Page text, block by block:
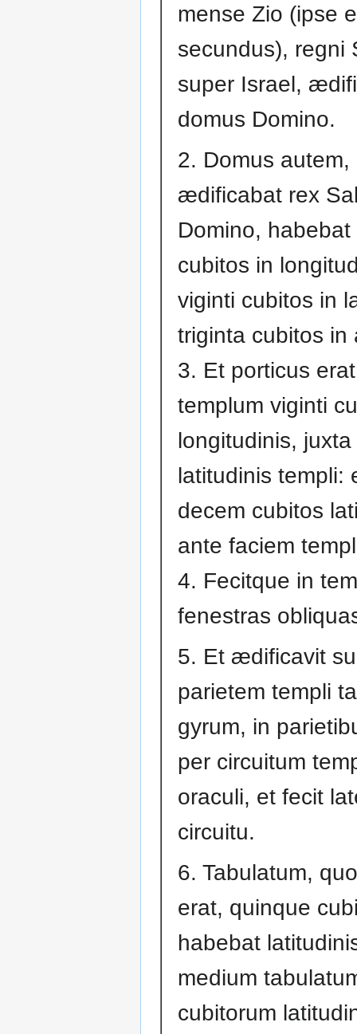
mense Zio (ipse
secundus), regni
super Israel,
domus Domino.
2. Domus autem,
ædificabat rex
Domino,
cubitos in
viginti cubitos in
triginta cubitos in
3. Et porticus
templum viginti
longitudinis,
latitudinis templi:
decem cubitos
ante faciem
4. Fecitque in
fenestras
5. Et ædificavit
parietem templi
gyrum, in
per circuitum
oraculi, et fecit
circuitu.
6. Tabulatum,
erat, quinque
habebat
medium
cubitorum